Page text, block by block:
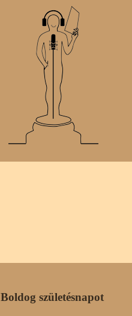
Boldog születésnapot